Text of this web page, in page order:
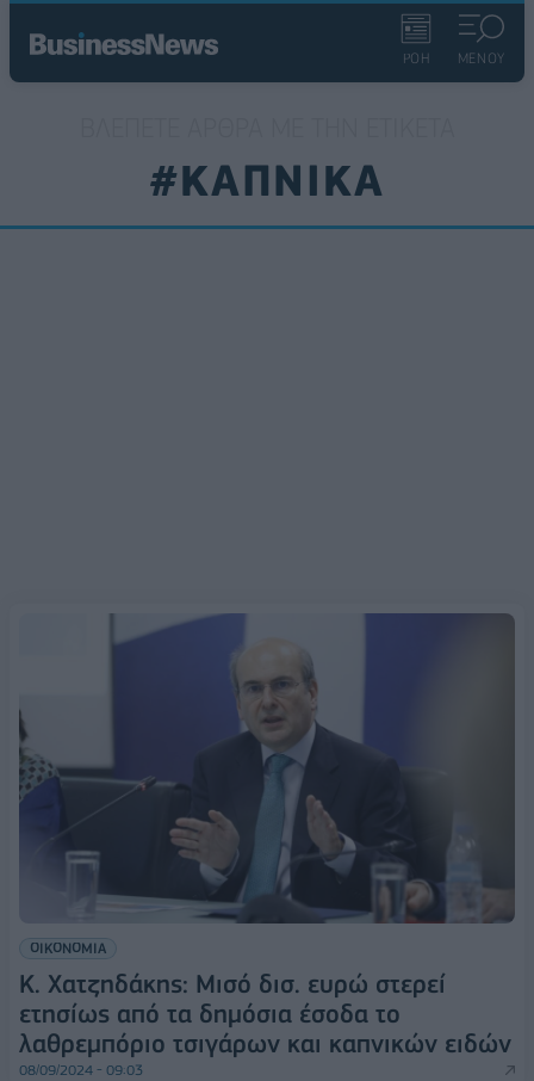
ΡΟΗ ΜΕΝΟΥ
#ΚΑΠΝΙΚΑ
ΟΙΚΟΝΟΜΙΑ
Κ. Χατζηδάκης: Μισό δισ. ευρώ στερεί
ετησίως από τα δημόσια έσοδα το
λαθρεμπόριο τσιγάρων και καπνικών ειδών
08/09/2024 - 09:03